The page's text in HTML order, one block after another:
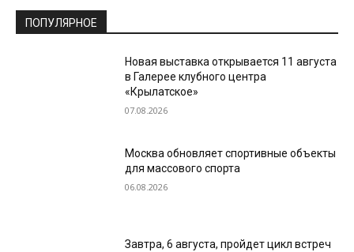
ПОПУЛЯРНОЕ
Новая выставка открывается 11 августа
в Галерее клубного центра
«Крылатское»
07.08.2026
Москва обновляет спортивные объекты
для массового спорта
06.08.2026
Завтра, 6 августа, пройдет цикл встреч